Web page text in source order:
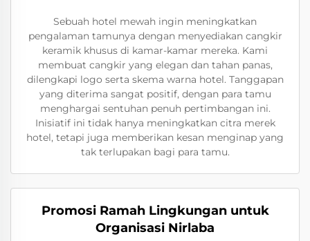
Sebuah hotel mewah ingin meningkatkan
pengalaman tamunya dengan menyediakan cangkir
keramik khusus di kamar-kamar mereka. Kami
membuat cangkir yang elegan dan tahan panas,
dilengkapi logo serta skema warna hotel. Tanggapan
yang diterima sangat positif, dengan para tamu
menghargai sentuhan penuh pertimbangan ini.
Inisiatif ini tidak hanya meningkatkan citra merek
hotel, tetapi juga memberikan kesan menginap yang
tak terlupakan bagi para tamu.
Promosi Ramah Lingkungan untuk
Organisasi Nirlaba